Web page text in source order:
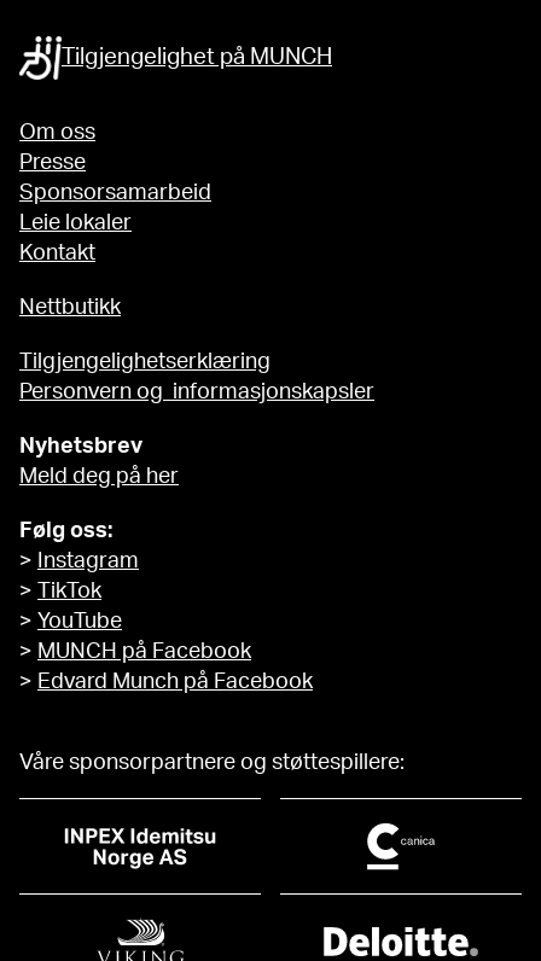
Tilgjengelighet på MUNCH
Om oss
Presse
Sponsorsamarbeid
Leie lokaler
Kontakt
Nettbutikk
Tilgjengelighetserklæring
Personvern og informasjonskapsler
Nyhetsbrev
Meld deg på her
Følg oss:
>
Instagram
>
TikTok
> YouTube
> MUNCH på Facebook
> Edvard Munch på Facebook
Våre sponsorpartnere og støttespillere: